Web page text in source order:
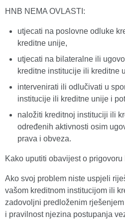
HNB NEMA OVLASTI:
utjecati na poslovne odluke
kreditne unije,
utjecati na bilateralne ili
kreditne institucije ili kreditne
intervenirati ili odlučivati u
institucije ili kreditne unije i
naložiti kreditnoj instituciji ili
određenih aktivnosti osim
prava i obveza.
Kako uputiti obavijest o prigovoru
Ako svoj problem niste uspjeli
vašom kreditnom institucijom ili
zadovoljni predloženim
i pravilnost njezina postupanja